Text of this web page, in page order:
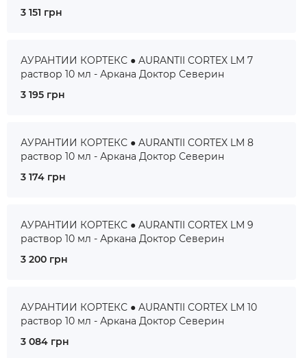
3 151 грн
АУРАНТИИ КОРТЕКС ● AURANTII CORTEX LM 7
раствор 10 мл - Аркана Доктор Северин
3 195 грн
АУРАНТИИ КОРТЕКС ● AURANTII CORTEX LM 8
раствор 10 мл - Аркана Доктор Северин
3 174 грн
АУРАНТИИ КОРТЕКС ● AURANTII CORTEX LM 9
раствор 10 мл - Аркана Доктор Северин
3 200 грн
АУРАНТИИ КОРТЕКС ● AURANTII CORTEX LM 10
раствор 10 мл - Аркана Доктор Северин
3 084 грн